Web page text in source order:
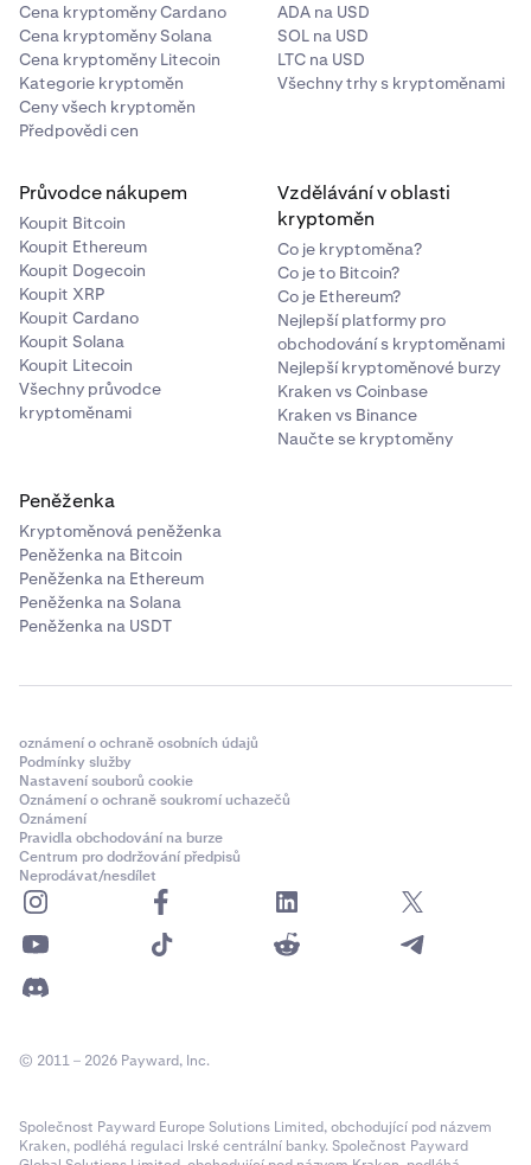
Cena kryptoměny Cardano
Cena kryptoměny Solana
Cena kryptoměny Litecoin
Kategorie kryptoměn
Ceny všech kryptoměn
Předpovědi cen
ADA na USD
SOL na USD
LTC na USD
Všechny trhy s kryptoměnami
Průvodce nákupem
Koupit Bitcoin
Koupit Ethereum
Koupit Dogecoin
Koupit XRP
Koupit Cardano
Koupit Solana
Koupit Litecoin
Všechny průvodce
kryptoměnami
Vzdělávání v oblasti
kryptoměn
Co je kryptoměna?
Co je to Bitcoin?
Co je Ethereum?
Nejlepší platformy pro
obchodování s kryptoměnami
Nejlepší kryptoměnové burzy
Kraken vs Coinbase
Kraken vs Binance
Naučte se kryptoměny
Peněženka
Kryptoměnová peněženka
Peněženka na Bitcoin
Peněženka na Ethereum
Peněženka na Solana
Peněženka na USDT
oznámení o ochraně osobních údajů
Podmínky služby
Nastavení souborů cookie
Oznámení o ochraně soukromí uchazečů
Oznámení
Pravidla obchodování na burze
Centrum pro dodržování předpisů
Neprodávat/nesdílet
© 2011 – 2026 Payward, Inc.
Společnost Payward Europe Solutions Limited, obchodující pod názvem
Kraken, podléhá regulaci Irské centrální banky. Společnost Payward